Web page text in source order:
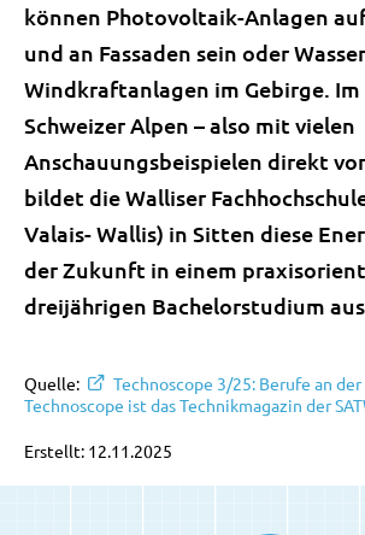
können Photovoltaik-Anlagen
und an Fassaden sein oder
Windkraftanlagen im Gebirge. Im
Schweizer Alpen – also mit vielen
Anschauungsbeispielen direkt
bildet die Walliser
Valais- Wallis) in Sitten diese
der Zukunft in einem
dreijährigen Bachelorstudium
Quelle:
Technoscope 3/25: Berufe an
Technoscope ist das Technikmagazin der
Erstellt: 12.11.2025